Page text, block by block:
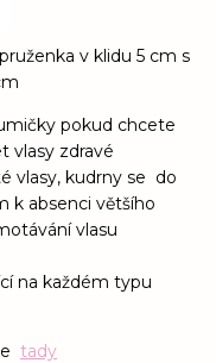
v klidu 5 cm s
pokud chcete
vlasy zdravé
vlasy, kudrny se do
k absenci většího
vlasu
na každém typu
tady